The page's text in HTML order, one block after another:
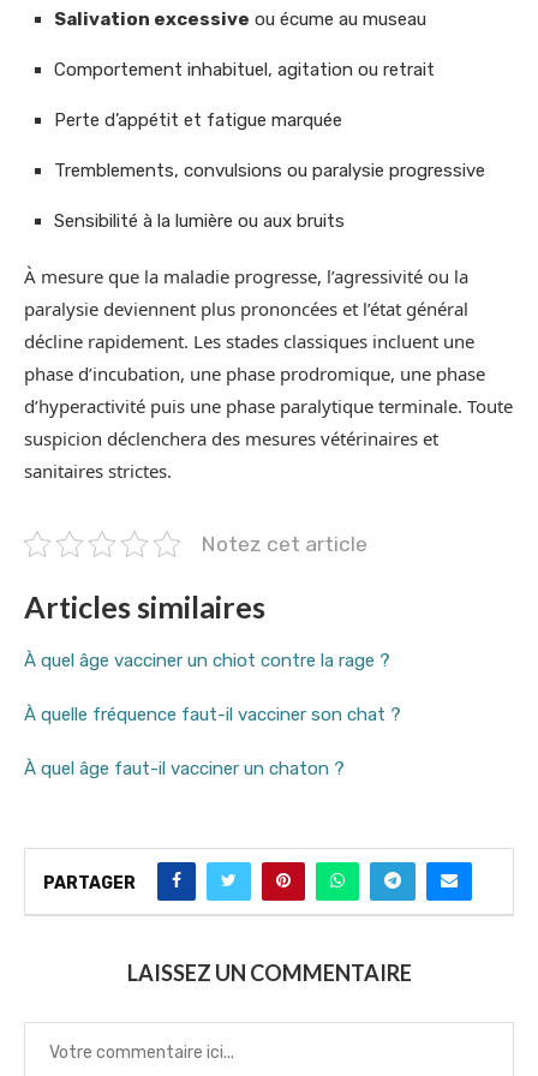
Salivation excessive ou écume au museau
Comportement inhabituel, agitation ou retrait
Perte d’appétit et fatigue marquée
Tremblements, convulsions ou paralysie progressive
Sensibilité à la lumière ou aux bruits
À mesure que la maladie progresse, l’agressivité ou la
paralysie deviennent plus prononcées et l’état général
décline rapidement. Les stades classiques incluent une
phase d’incubation, une phase prodromique, une phase
d’hyperactivité puis une phase paralytique terminale. Toute
suspicion déclenchera des mesures vétérinaires et
sanitaires strictes.
Notez cet article
Articles similaires
À quel âge vacciner un chiot contre la rage ?
À quelle fréquence faut-il vacciner son chat ?
À quel âge faut-il vacciner un chaton ?
PARTAGER
LAISSEZ UN COMMENTAIRE